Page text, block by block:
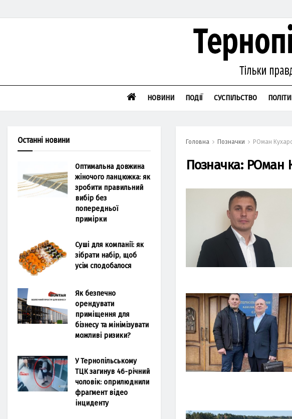
НОВИНИ ПОДІЇ СУСПІЛЬСТВО
Головна Позначки РОман
Позначка: РОман
Останні новини
Оптимальна довжина
жіночого ланцюжка: як
зробити правильний
вибір без
попередньої
примірки
Суші для компанії: як
зібрати набір, щоб
усім сподобалося
Як безпечно
орендувати
приміщення для
бізнесу та мінімізувати
можливі ризики?
У Тернопільському
ТЦК загинув 46-річний
чоловік: оприлюднили
фрагмент відео
інциденту